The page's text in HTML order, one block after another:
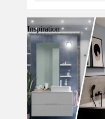
Inspiration